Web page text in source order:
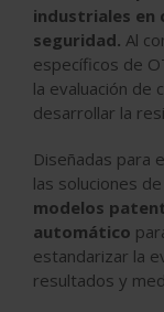
industriales en
seguridad. Al
específicos de
la evaluación de
desarrollar la
Diseñadas para
las soluciones
modelos
automático
estandarizar la
resultados y